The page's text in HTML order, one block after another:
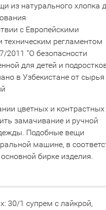
из натурального хлопка
с Европейскими
техническим регламентом
2011 "О безопасности
для детей и
в Узбекистане от
цветных и контрастных
замачивание и ручной
Подобные вещи
машине, в
бирке изделия.
30/1 супрем с лайкрой,